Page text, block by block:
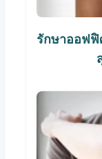
รักษาออฟ